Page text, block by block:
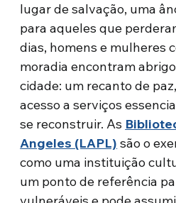
lugar de salvação, uma
para aqueles que
dias, homens e mulheres
moradia encontram
cidade: um recanto de
acesso a serviços
se reconstruir. As
Angeles (LAPL) são o
como uma instituição
um ponto de referência